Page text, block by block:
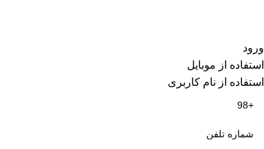
ورود
استفاده از موبایل
استفاده از نام کاربری